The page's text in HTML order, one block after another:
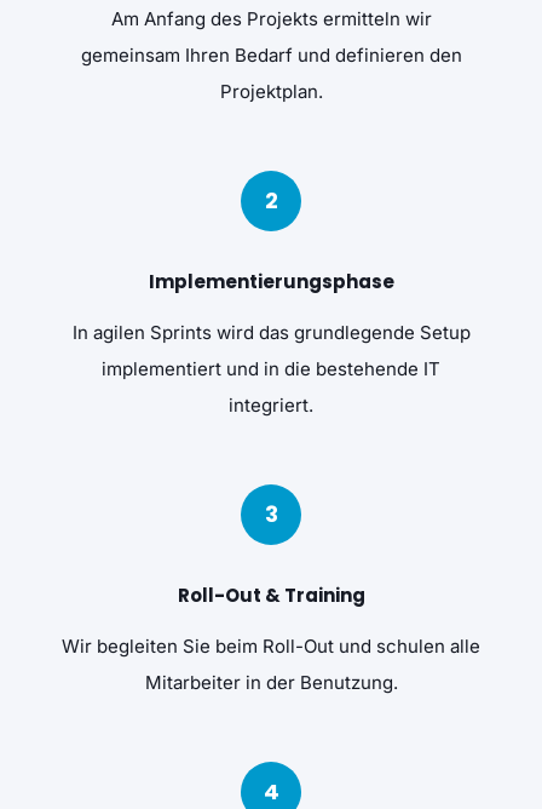
Am Anfang des Projekts ermitteln wir
gemeinsam Ihren Bedarf und definieren den
Projektplan.
2
Implementierungsphase
In agilen Sprints wird das grundlegende Setup
implementiert und in die bestehende IT
integriert.
3
Roll-Out & Training
Wir begleiten Sie beim Roll-Out und schulen alle
Mitarbeiter in der Benutzung.
4